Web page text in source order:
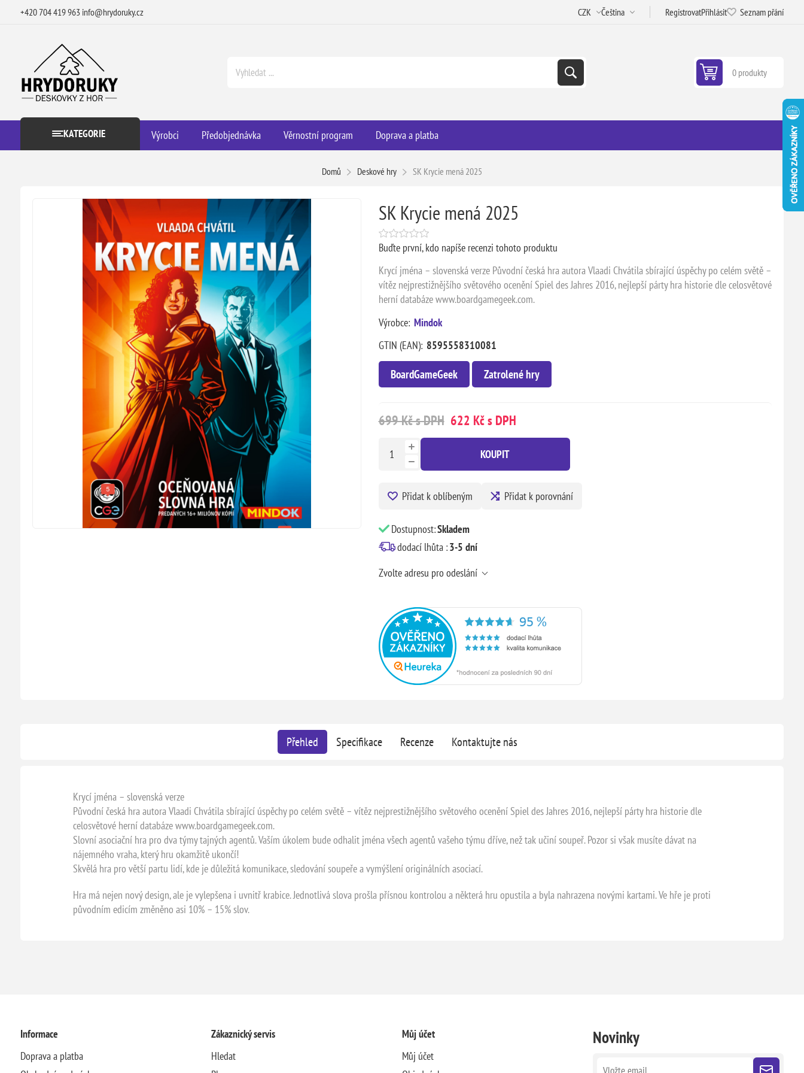
+420 704 419 963 info@hrydoruky.cz RegistrovatPřihlásit Seznam přání
0 produkty
KATEGORIE Výrobci Předobjednávka Věrnostní program Doprava a platba
Domů Deskové hry SK Krycie mená 2025
SK Krycie mená 2025
Buďte první, kdo napíše recenzi tohoto produktu
Krycí jména – slovenská verze Původní česká hra autora Vlaadi Chvátila sbírající úspěchy po celém světě –
vítěz nejprestižnějšího světového ocenění Spiel des Jahres 2016, nejlepší párty hra historie dle celosvětové
herní databáze www.boardgamegeek.com.
Výrobce: Mindok
GTIN (EAN): 8595558310081
BoardGameGeek Zatrolené hry
699 Kč s DPH 622 Kč s DPH
KOUPIT
Přidat k oblíbeným Přidat k porovnání
Dostupnost:Skladem
dodací lhůta :3-5 dní
Zvolte adresu pro odeslání
Přehled Specifikace Recenze Kontaktujte nás
Krycí jména – slovenská verze
Původní česká hra autora Vlaadi Chvátila sbírající úspěchy po celém světě – vítěz nejprestižnějšího světového ocenění Spiel des Jahres 2016, nejlepší párty hra historie dle
celosvětové herní databáze www.boardgamegeek.com.
Slovní asociační hra pro dva týmy tajných agentů. Vaším úkolem bude odhalit jména všech agentů vašeho týmu dříve, než tak učiní soupeř. Pozor si však musíte dávat na
nájemného vraha, který hru okamžitě ukončí!
Skvělá hra pro větší partu lidí, kde je důležitá komunikace, sledování soupeře a vymýšlení originálních asociací.
Hra má nejen nový design, ale je vylepšena i uvnitř krabice. Jednotlivá slova prošla přísnou kontrolou a některá hru opustila a byla nahrazena novými kartami. Ve hře je proti
původním edicím změněno asi 10% – 15% slov.
Informace
Doprava a platba
Zákaznický servis
Hledat
Můj účet
Můj účet
Novinky